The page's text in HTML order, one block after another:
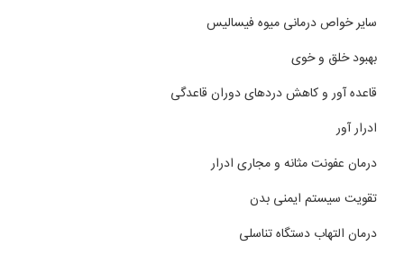
سایر خواص درمانی میوه فیسالیس
بهبود خلق و خوی
قاعده آور و کاهش دردهای دوران قاعدگی
ادرار آور
درمان عفونت مثانه و مجاری ادرار
تقویت سیستم ایمنی بدن
درمان التهاب دستگاه تناسلی